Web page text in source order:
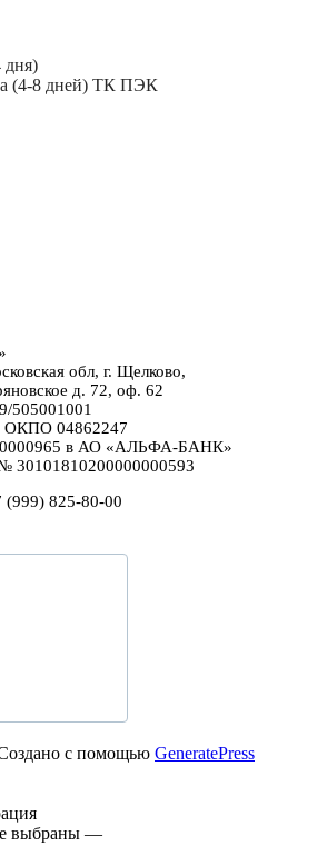
дня)
(4-8 дней) ТК ПЭК
обл, г. Щелково,
д. 72, оф. 62
ОКПО 04862247
в АО «АЛЬФА-БАНК»
30101810200000000593
(999) 825-80-00
с помощью GeneratePress
выбраны —